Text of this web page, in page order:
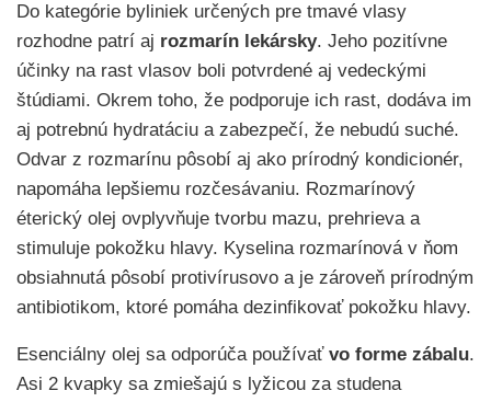
Do kategórie byliniek určených pre tmavé vlasy
rozhodne patrí aj rozmarín lekársky. Jeho pozitívne
účinky na rast vlasov boli potvrdené aj vedeckými
štúdiami. Okrem toho, že podporuje ich rast, dodáva im
aj potrebnú hydratáciu a zabezpečí, že nebudú suché.
Odvar z rozmarínu pôsobí aj ako prírodný kondicionér,
napomáha lepšiemu rozčesávaniu. Rozmarínový
éterický olej ovplyvňuje tvorbu mazu, prehrieva a
stimuluje pokožku hlavy. Kyselina rozmarínová v ňom
obsiahnutá pôsobí protivírusovo a je zároveň prírodným
antibiotikom, ktoré pomáha dezinfikovať pokožku hlavy.
Esenciálny olej sa odporúča používať vo forme zábalu.
Asi 2 kvapky sa zmiešajú s lyžicou za studena